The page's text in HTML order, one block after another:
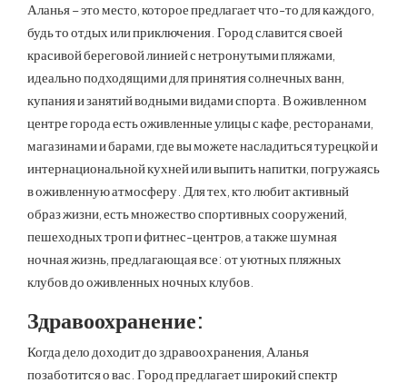
Аланья – это место, которое предлагает что-то для каждого,
будь то отдых или приключения. Город славится своей
красивой береговой линией с нетронутыми пляжами,
идеально подходящими для принятия солнечных ванн,
купания и занятий водными видами спорта. В оживленном
центре города есть оживленные улицы с кафе, ресторанами,
магазинами и барами, где вы можете насладиться турецкой и
интернациональной кухней или выпить напитки, погружаясь
в оживленную атмосферу. Для тех, кто любит активный
образ жизни, есть множество спортивных сооружений,
пешеходных троп и фитнес-центров, а также шумная
ночная жизнь, предлагающая все: от уютных пляжных
клубов до оживленных ночных клубов.
Здравоохранение:
Когда дело доходит до здравоохранения, Аланья
позаботится о вас. Город предлагает широкий спектр